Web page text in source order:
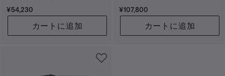
価格:
¥54,230
カートに追加
価格:
¥107,800
カートに追加